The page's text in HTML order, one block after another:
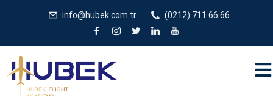
info@hubek.com.tr (0212) 711 66 66